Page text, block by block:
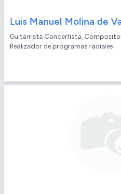
Luis Manuel Molina de
Guitarrista Concertista,
Realizador de programas radiales